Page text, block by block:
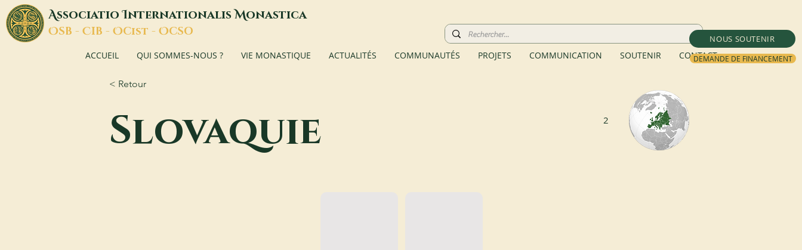
NOUS SOUTENIR
DEMANDE DE FINANCEMENT
AssociatioInternationalisMonastica
OSB - CIB - OCist - OCSO
ACCUEIL QUI SOMMES-NOUS ? VIE MONASTIQUE ACTUALITÉS COMMUNAUTÉS PROJETS COMMUNICATION SOUTENIR CONTACT
< Retour
Slovaquie 2